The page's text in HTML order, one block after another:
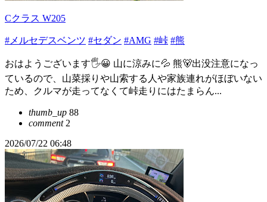
Cクラス W205
#メルセデスベンツ #セダン #AMG #峠 #熊
おはようございます🖐😀 山に涼みに💦 熊🐻出没注意になっ
ているので、山菜採りや山索する人や家族連れがほぼいない
ため、クルマが走ってなくて峠走りにはたまらん...
thumb_up 88
comment2
2026/07/22 06:48